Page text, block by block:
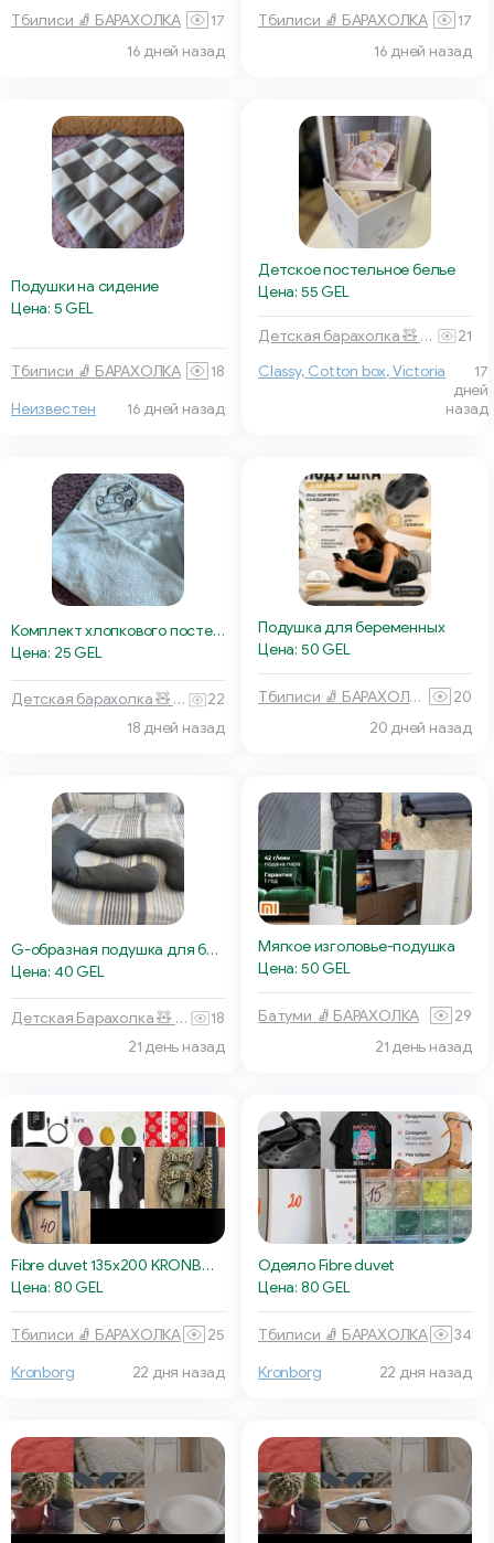
Тбилиси 🧦 БАРАХОЛКА
17
16 дней назад
Тбилиси 🧦 БАРАХОЛКА
17
16 дней назад
Подушки на сидение
Цена: 5 GEL
Тбилиси 🧦 БАРАХОЛКА 18
Неизвестен 16 дней назад
Детское постельное белье
Цена: 55 GEL
Детская барахолка 🧸 Тбилиси
21
Classy, Cotton box, Victoria
17
дней
назад
Комплект хлопкового постельного белья
Цена: 25 GEL
Детская барахолка 🧸 Тбилиси
22
18 дней назад
Подушка для беременных
Цена: 50 GEL
Тбилиси 🧦 БАРАХОЛКА
20
20 дней назад
G-образная подушка для беременных
Цена: 40 GEL
Детская Барахолка 🧸 Батуми
18
21 день назад
Мягкое изголовье-подушка
Цена: 50 GEL
Батуми 🧦 БАРАХОЛКА
29
21 день назад
Fibre duvet 135x200 KRONBORG OKSHORNET warm
Цена: 80 GEL
Тбилиси 🧦 БАРАХОЛКА 25
Kronborg 22 дня назад
Одеяло Fibre duvet
Цена: 80 GEL
Тбилиси 🧦 БАРАХОЛКА 34
Kronborg 22 дня назад